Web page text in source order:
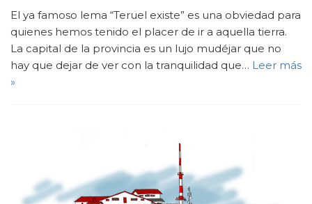
El ya famoso lema “Teruel existe” es una obviedad para
quienes hemos tenido el placer de ir a aquella tierra.
La capital de la provincia es un lujo mudéjar que no
hay que dejar de ver con la tranquilidad que… Leer más
»